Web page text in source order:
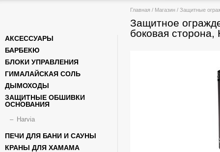
Вы здесь
Главная / Магазин / Защитные
Защитное
боковая сторона,
АКСЕССУАРЫ
БАРБЕКЮ
БЛОКИ УПРАВЛЕНИЯ
ГИМАЛАЙСКАЯ СОЛЬ
ДЫМОХОДЫ
ЗАЩИТНЫЕ ОБШИВКИ
ОСНОВАНИЯ
Harvia
ПЕЧИ ДЛЯ БАНИ И САУНЫ
КРАНЫ ДЛЯ ХАМАМА